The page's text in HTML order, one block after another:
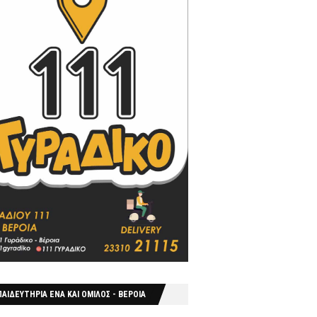
ΕΝΑ ΚΑΙ ΟΜΙΛΟΣ - ΒΕΡΟΙΑ